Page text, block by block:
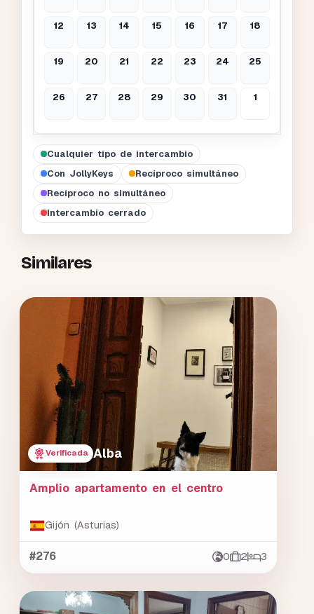
12 13 14 15 16 17 18
19 20 21 22 23 24 25
26 27 28 29 30 31 1
Cualquier tipo de intercambio
Con JollyKeys
Recíproco simultáneo
Recíproco no simultáneo
Intercambio cerrado
Similares
Verificada Alba
Amplio apartamento en el centro
Gijón (Asturias)
#276 0 2 3